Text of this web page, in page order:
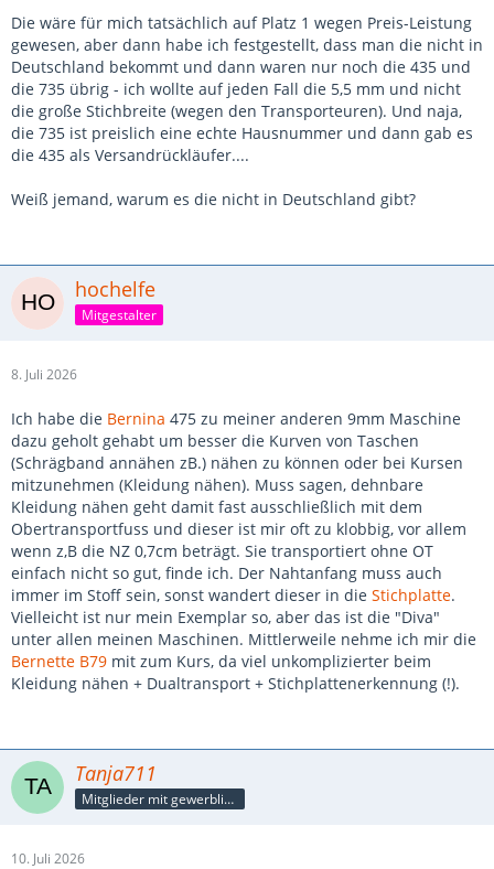
Die wäre für mich tatsächlich auf Platz 1 wegen Preis-Leistung
gewesen, aber dann habe ich festgestellt, dass man die nicht in
Deutschland bekommt und dann waren nur noch die 435 und
die 735 übrig - ich wollte auf jeden Fall die 5,5 mm und nicht
die große Stichbreite (wegen den Transporteuren). Und naja,
die 735 ist preislich eine echte Hausnummer und dann gab es
die 435 als Versandrückläufer....
Weiß jemand, warum es die nicht in Deutschland gibt?
hochelfe
Mitgestalter
8. Juli 2026
Ich habe die Bernina 475 zu meiner anderen 9mm Maschine
dazu geholt gehabt um besser die Kurven von Taschen
(Schrägband annähen zB.) nähen zu können oder bei Kursen
mitzunehmen (Kleidung nähen). Muss sagen, dehnbare
Kleidung nähen geht damit fast ausschließlich mit dem
Obertransportfuss und dieser ist mir oft zu klobbig, vor allem
wenn z,B die NZ 0,7cm beträgt. Sie transportiert ohne OT
einfach nicht so gut, finde ich. Der Nahtanfang muss auch
immer im Stoff sein, sonst wandert dieser in die Stichplatte.
Vielleicht ist nur mein Exemplar so, aber das ist die "Diva"
unter allen meinen Maschinen. Mittlerweile nehme ich mir die
Bernette B79 mit zum Kurs, da viel unkomplizierter beim
Kleidung nähen + Dualtransport + Stichplattenerkennung (!).
Tanja711
Mitglieder mit gewerblicher Verbindung, auch als Mitarbeiter/in
10. Juli 2026